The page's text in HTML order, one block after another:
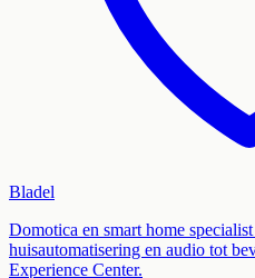
Bladel
Domotica en smart home
huisautomatisering en audio tot
Experience Center.